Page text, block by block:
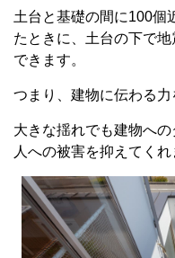
土台と基礎の間に100個
たときに、土台の下で
できます。
つまり、建物に伝わる力
大きな揺れでも建物へ
人への被害を抑えてくれ